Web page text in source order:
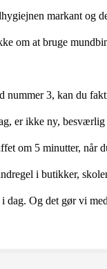
markant og
om at bruge
nummer 3, kan du
er ikke ny,
om 5 minutter, når
i butikker,
Og det gør vi